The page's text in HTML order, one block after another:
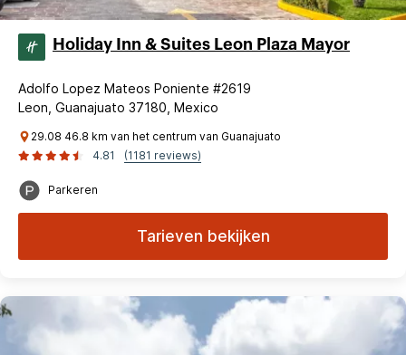
Holiday Inn & Suites Leon Plaza Mayor
Adolfo Lopez Mateos Poniente #2619
Leon, Guanajuato 37180, Mexico
29.08 46.8 km van het centrum van Guanajuato
4.81
(1181 reviews)
Parkeren
Tarieven bekijken